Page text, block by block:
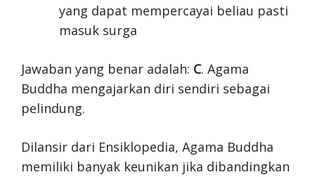
yang dapat mempercayai beliau pasti
masuk surga
Jawaban yang benar adalah: C. Agama
Buddha mengajarkan diri sendiri sebagai
pelindung.
Dilansir dari Ensiklopedia, Agama Buddha
memiliki banyak keunikan jika dibandingkan